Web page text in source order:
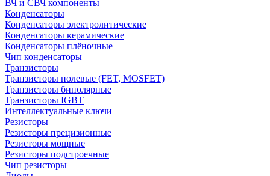
ВЧ и СВЧ компоненты
Конденсаторы
Конденсаторы электролитические
Конденсаторы керамические
Конденсаторы плёночные
Чип конденсаторы
Транзисторы
Транзисторы полевые (FET, MOSFET)
Транзисторы биполярные
Транзисторы IGBT
Интеллектуальные ключи
Резисторы
Резисторы прецизионные
Резисторы мощные
Резисторы подстроечные
Чип резисторы